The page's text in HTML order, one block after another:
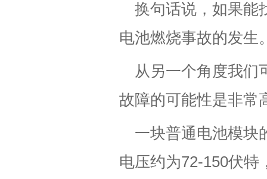
换句话说，如果能
电池燃烧事故的发生
从另一个角度我们
故障的可能性是非常
一块普通电池模块
电压约为72-150伏特